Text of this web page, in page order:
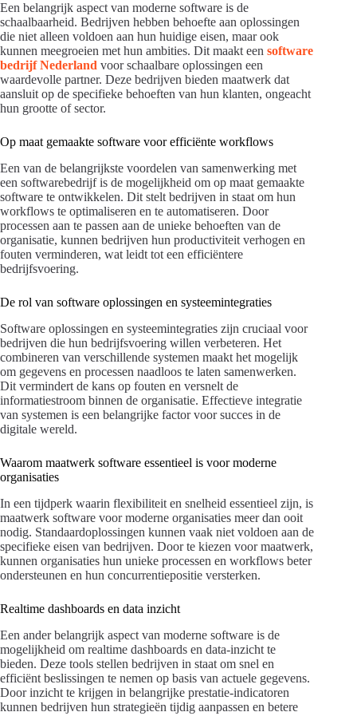
Een belangrijk aspect van moderne software is de
schaalbaarheid. Bedrijven hebben behoefte aan oplossingen
die niet alleen voldoen aan hun huidige eisen, maar ook
kunnen meegroeien met hun ambities. Dit maakt een software
bedrijf Nederland voor schaalbare oplossingen een
waardevolle partner. Deze bedrijven bieden maatwerk dat
aansluit op de specifieke behoeften van hun klanten, ongeacht
hun grootte of sector.
Op maat gemaakte software voor efficiënte workflows
Een van de belangrijkste voordelen van samenwerking met
een softwarebedrijf is de mogelijkheid om op maat gemaakte
software te ontwikkelen. Dit stelt bedrijven in staat om hun
workflows te optimaliseren en te automatiseren. Door
processen aan te passen aan de unieke behoeften van de
organisatie, kunnen bedrijven hun productiviteit verhogen en
fouten verminderen, wat leidt tot een efficiëntere
bedrijfsvoering.
De rol van software oplossingen en systeemintegraties
Software oplossingen en systeemintegraties zijn cruciaal voor
bedrijven die hun bedrijfsvoering willen verbeteren. Het
combineren van verschillende systemen maakt het mogelijk
om gegevens en processen naadloos te laten samenwerken.
Dit vermindert de kans op fouten en versnelt de
informatiestroom binnen de organisatie. Effectieve integratie
van systemen is een belangrijke factor voor succes in de
digitale wereld.
Waarom maatwerk software essentieel is voor moderne
organisaties
In een tijdperk waarin flexibiliteit en snelheid essentieel zijn, is
maatwerk software voor moderne organisaties meer dan ooit
nodig. Standaardoplossingen kunnen vaak niet voldoen aan de
specifieke eisen van bedrijven. Door te kiezen voor maatwerk,
kunnen organisaties hun unieke processen en workflows beter
ondersteunen en hun concurrentiepositie versterken.
Realtime dashboards en data inzicht
Een ander belangrijk aspect van moderne software is de
mogelijkheid om realtime dashboards en data-inzicht te
bieden. Deze tools stellen bedrijven in staat om snel en
efficiënt beslissingen te nemen op basis van actuele gegevens.
Door inzicht te krijgen in belangrijke prestatie-indicatoren
kunnen bedrijven hun strategieën tijdig aanpassen en betere